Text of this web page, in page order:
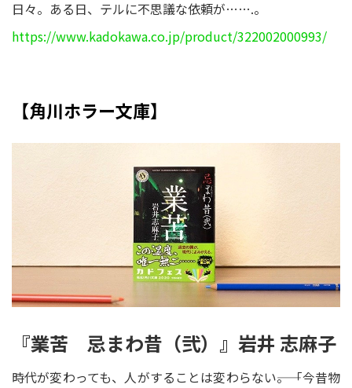
日々。ある日、テルに不思議な依頼が…….。
https://www.kadokawa.co.jp/product/322002000993/
【角川ホラー文庫】
『業苦 忌まわ昔（弐）』岩井 志麻子
時代が変わっても、人がすることは変わらない――。「今昔物